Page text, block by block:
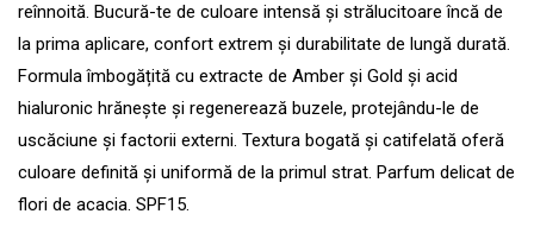
reînnoită. Bucură-te de culoare intensă și strălucitoare încă de
la prima aplicare, confort extrem și durabilitate de lungă durată.
Formula îmbogățită cu extracte de Amber și Gold și acid
hialuronic hrănește și regenerează buzele, protejându-le de
uscăciune și factorii externi. Textura bogată și catifelată oferă
culoare definită și uniformă de la primul strat. Parfum delicat de
flori de acacia. SPF15.